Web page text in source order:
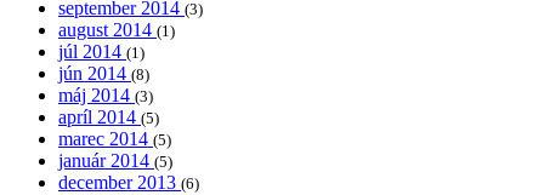
september 2014 (3)
august 2014 (1)
júl 2014 (1)
jún 2014 (8)
máj 2014 (3)
apríl 2014 (5)
marec 2014 (5)
január 2014 (5)
december 2013 (6)